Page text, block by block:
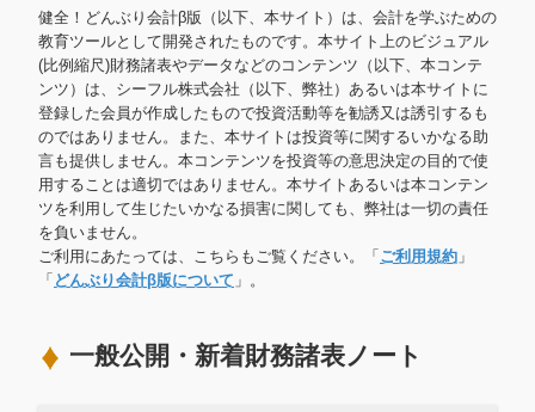
健全！どんぶり会計β版（以下、本サイト）は、会計を学ぶための
教育ツールとして開発されたものです。本サイト上のビジュアル
(比例縮尺)財務諸表やデータなどのコンテンツ（以下、本コンテ
ンツ）は、シーフル株式会社（以下、弊社）あるいは本サイトに
登録した会員が作成したもので投資活動等を勧誘又は誘引するも
のではありません。また、本サイトは投資等に関するいかなる助
言も提供しません。本コンテンツを投資等の意思決定の目的で使
用することは適切ではありません。本サイトあるいは本コンテン
ツを利用して生じたいかなる損害に関しても、弊社は一切の責任
を負いません。
ご利用にあたっては、こちらもご覧ください。「 ご利用規約 」
「 どんぶり会計β版について 」。
一般公開・新着財務諸表ノート